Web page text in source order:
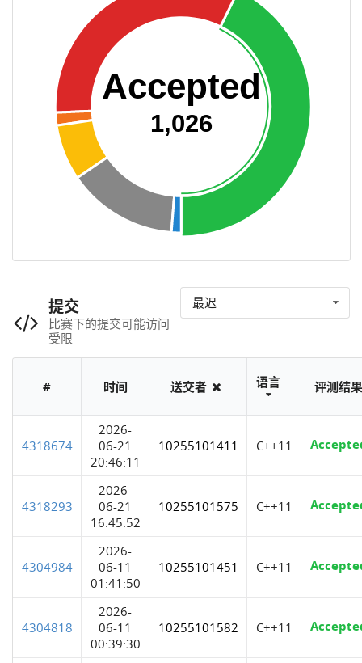
Accepted
1,026
最迟
提交
比赛下的提交可能访问
受限
# 时间 送交者 语言 评测结果
4318674
2026-
06-21
20:46:11
10255101411 C++11
4318293
2026-
06-21
16:45:52
10255101575 C++11
4304984
2026-
06-11
01:41:50
10255101451 C++11
4304818
2026-
06-11
00:39:30
10255101582 C++11